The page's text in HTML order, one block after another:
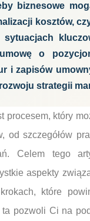
biznesowe
kosztów,
sytuacjach
o
i zapisów
strategii
który
od szczegółów
Celem tego
aspekty
które
pozwoli Ci na